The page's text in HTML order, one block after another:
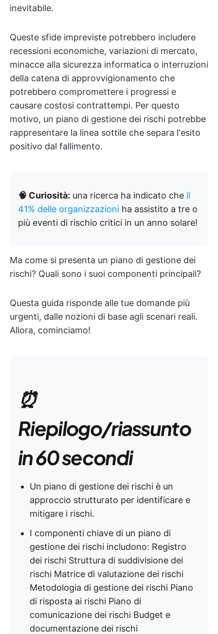
inevitabile.
Queste sfide impreviste potrebbero includere
recessioni economiche, variazioni di mercato,
minacce alla sicurezza informatica o interruzioni
della catena di approvvigionamento che
potrebbero compromettere i progressi e
causare costosi contrattempi. Per questo
motivo, un piano di gestione dei rischi potrebbe
rappresentare la linea sottile che separa l'esito
positivo dal fallimento.
🧠 Curiosità: una ricerca ha indicato che il
41% delle organizzazioni ha assistito a tre o
più eventi di rischio critici in un anno solare!
Ma come si presenta un piano di gestione dei
rischi? Quali sono i suoi componenti principali?
Questa guida risponde alle tue domande più
urgenti, dalle nozioni di base agli scenari reali.
Allora, cominciamo!
⏰
Riepilogo/riassunto
in 60 secondi
Un piano di gestione dei rischi è un
approccio strutturato per identificare e
mitigare i rischi.
I componenti chiave di un piano di
gestione dei rischi includono: Registro
dei rischi Struttura di suddivisione dei
rischi Matrice di valutazione dei rischi
Metodologia di gestione dei rischi Piano
di risposta ai rischi Piano di
comunicazione dei rischi Budget e
documentazione dei rischi